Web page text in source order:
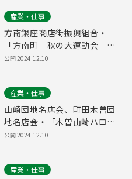
産業・仕事
方南銀座商店街振興組合・
「方南町 秋の大運動会 ～
運動を通じた地域の輪づくり
公開2024.12.10
産業・仕事
山崎団地名店会、町田木曽団
地名店会・「木曽山崎ハロウ
ィンビストロ祭り」
公開2024.12.10
産業・仕事